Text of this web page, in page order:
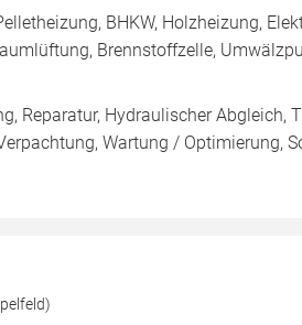
BHKW, Holzheizung,
Brennstoffzelle,
Reparatur, Hydraulischer Abgleich,
Wartung / Optimierung,